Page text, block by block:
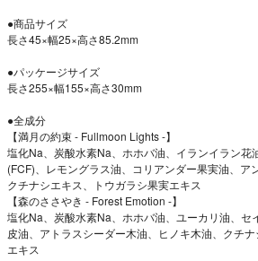
●商品サイズ
長さ45×幅25×高さ85.2mm
●パッケージサイズ
長さ255×幅155×高さ30mm
●全成分
【満月の約束 - Fullmoon Lights -】
塩化Na、炭酸水素Na、ホホバ油、イランイラン花
(FCF)、レモングラス油、コリアンダー果実油、ア
クチナシエキス、トウガラシ果実エキス
【森のささやき - Forest Emotion -】
塩化Na、炭酸水素Na、ホホバ油、ユーカリ油、セ
皮油、アトラスシーダー木油、ヒノキ木油、クチ
エキス